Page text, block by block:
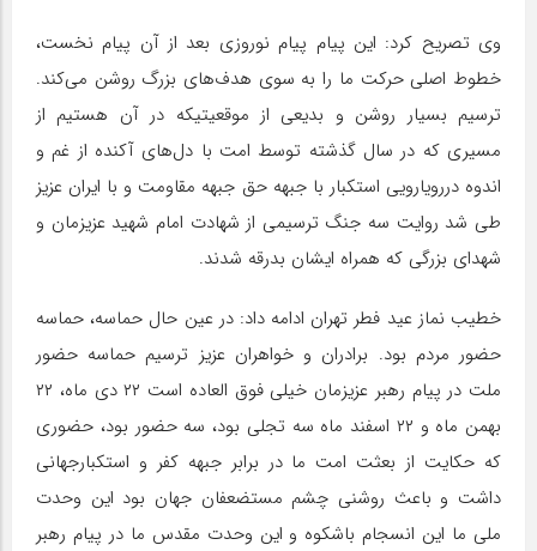
وی تصریح کرد: این پیام پیام نوروزی بعد از آن پیام نخست،
خطوط اصلی حرکت ما را به سوی هدف‌های بزرگ روشن می‌کند.
ترسیم بسیار روشن و بدیعی از موقعیتیکه در آن هستیم از
مسیری که در سال گذشته توسط امت با دل‌های آکنده از غم و
اندوه دررویارویی استکبار با جبهه حق جبهه مقاومت و با ایران عزیز
طی شد روایت سه جنگ ترسیمی از شهادت امام شهید عزیزمان و
شهدای بزرگی که همراه ایشان بدرقه شدند.
خطیب نماز عید فطر تهران ادامه داد: در عین حال حماسه، حماسه
حضور مردم بود. برادران و خواهران عزیز ترسیم حماسه حضور
ملت در پیام رهبر عزیزمان خیلی فوق العاده است ۲۲ دی ماه، ۲۲
بهمن ماه و ۲۲ اسفند ماه سه تجلی بود، سه حضور بود، حضوری
که حکایت از بعثت امت ما در برابر جبهه کفر و استکبارجهانی
داشت و باعث روشنی چشم مستضعفان جهان بود این وحدت
ملی ما این انسجام باشکوه و این وحدت مقدس ما در پیام رهبر